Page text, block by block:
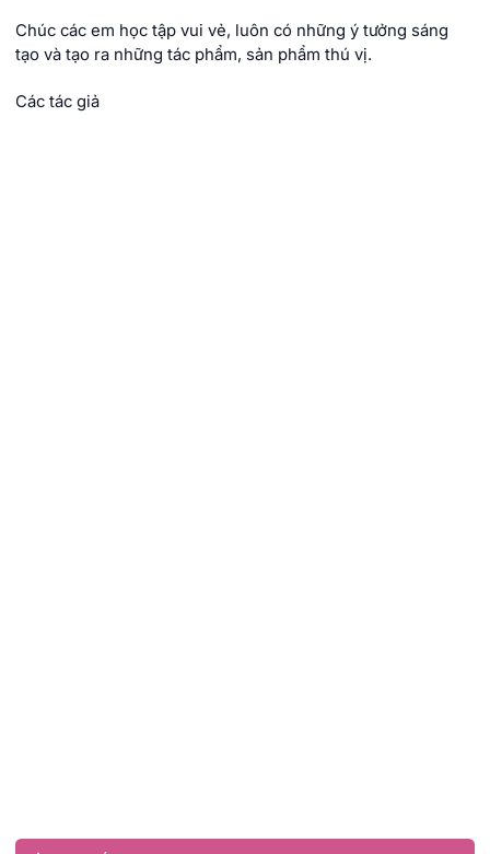
Chúc các em học tập vui vẻ, luôn có những ý tưởng sáng
tạo và tạo ra những tác phẩm, sản phẩm thú vị.
Các tác giả